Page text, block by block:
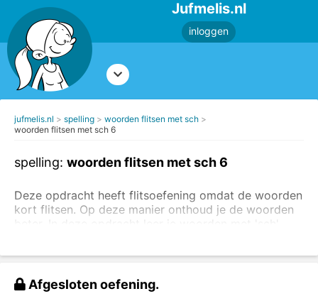
Jufmelis.nl
inloggen
jufmelis.nl spelling
woorden flitsen met sch
woorden flitsen met sch 6
spelling: woorden flitsen met sch 6
Deze opdracht heeft flitsoefening omdat de woorden
kort flitsen. Op deze manier onthoud je de woorden
Afgesloten oefening.